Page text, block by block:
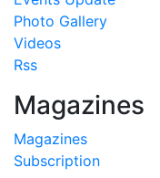
Photo Gallery
Videos
Rss
Magazines
Magazines
Subscription